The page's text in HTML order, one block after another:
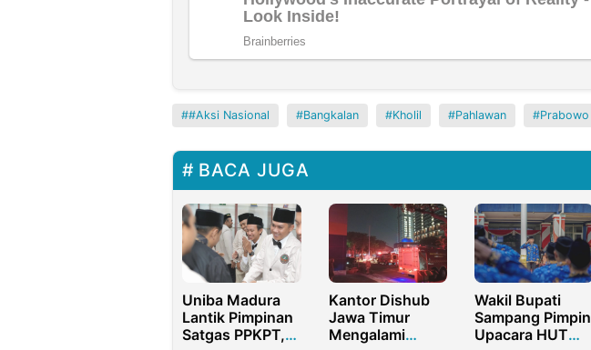
#Aksi Nasional Bangkalan Kholil Pahlawan Prabowo
BACA JUGA
Uniba Madura
Lantik Pimpinan
Satgas PPKPT,
Kantor Dishub
Jawa Timur
Mengalami
Wakil Bupati
Sampang Pimpin
Upacara HUT